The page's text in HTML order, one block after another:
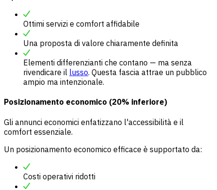
Ottimi servizi e comfort affidabile
Una proposta di valore chiaramente definita
Elementi differenzianti che contano — ma senza
rivendicare il lusso. Questa fascia attrae un pubblico
ampio ma intenzionale.
Posizionamento economico (20% inferiore)
Gli annunci economici enfatizzano l'accessibilità e il
comfort essenziale.
Un posizionamento economico efficace è supportato da:
Costi operativi ridotti